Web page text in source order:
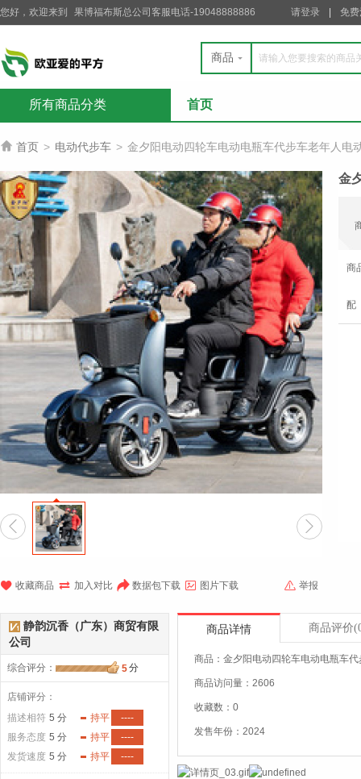
您好，欢迎来到 果博福布斯总公司客服电话-19048888886 请登录 免
商品
所有商品分类 首页
 首页 > 电动代步车 > 金夕阳电动四轮车电动电瓶车代步车老年人电
 
 收藏商品  加入对比  举报
 数据包下载  图片下载
金
商
商品详情 商品评价
商品：金夕阳电动四轮车电动电瓶车
商品访问量：2606
收藏数：0
发售年份：2024
静韵沉香（广东）商贸有限
公司
综合评分 ： 5分
店铺评分：
描述相符 5 分 持平
----
服务态度 5 分 持平
----
发货速度 5 分 持平 ----